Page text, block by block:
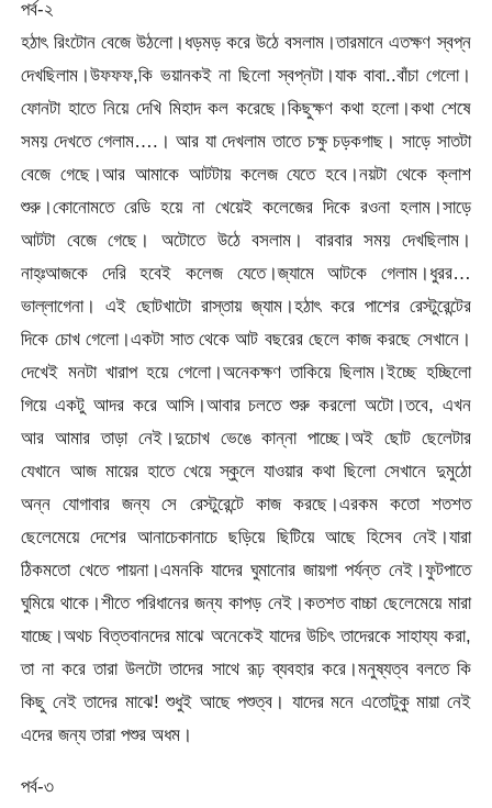
পর্ব-২
হঠাৎ রিংটোন বেজে উঠলো।ধড়মড় করে উঠে বসলাম।তারমানে এতক্ষণ স্বপ্ন
দেখছিলাম।উফফফ,কি ভয়ানকই না ছিলো স্বপ্নটা।যাক বাবা..বাঁচা গেলো।
ফোনটা হাতে নিয়ে দেখি মিহাদ কল করেছে।কিছুক্ষণ কথা হলো।কথা শেষে
সময় দেখতে গেলাম….। আর যা দেখলাম তাতে চক্ষু চড়কগাছ। সাড়ে সাতটা
বেজে গেছে।আর আমাকে আটটায় কলেজ যেতে হবে।নয়টা থেকে ক্লাশ
শুরু।কোনোমতে রেডি হয়ে না খেয়েই কলেজের দিকে রওনা হলাম।সাড়ে
আটটা বেজে গেছে। অটোতে উঠে বসলাম। বারবার সময় দেখছিলাম।
নাহ্ঃআজকে দেরি হবেই কলেজ যেতে।জ্যামে আটকে গেলাম।ধুরর…
ভাল্লাগেনা। এই ছোটখাটো রাস্তায় জ্যাম।হঠাৎ করে পাশের রেস্টুরেন্টের
দিকে চোখ গেলো।একটা সাত থেকে আট বছরের ছেলে কাজ করছে সেখানে।
দেখেই মনটা খারাপ হয়ে গেলো।অনেকক্ষণ তাকিয়ে ছিলাম।ইচ্ছে হচ্ছিলো
গিয়ে একটু আদর করে আসি।আবার চলতে শুরু করলো অটো।তবে, এখন
আর আমার তাড়া নেই।দুচোখ ভেঙে কান্না পাচ্ছে।অই ছোট ছেলেটার
যেখানে আজ মায়ের হাতে খেয়ে স্কুলে যাওয়ার কথা ছিলো সেখানে দুমুঠো
অন্ন যোগাবার জন্য সে রেস্টুরেন্টে কাজ করছে।এরকম কতো শতশত
ছেলেমেয়ে দেশের আনাচেকানাচে ছড়িয়ে ছিটিয়ে আছে হিসেব নেই।যারা
ঠিকমতো খেতে পায়না।এমনকি যাদের ঘুমানোর জায়গা পর্যন্ত নেই।ফুটপাতে
ঘুমিয়ে থাকে।শীতে পরিধানের জন্য কাপড় নেই।কতশত বাচ্চা ছেলেমেয়ে মারা
যাচ্ছে।অথচ বিত্তবানদের মাঝে অনেকেই যাদের উচিৎ তাদেরকে সাহায্য করা,
তা না করে তারা উলটো তাদের সাথে রূঢ় ব্যবহার করে।মনুষ্যত্ব বলতে কি
কিছু নেই তাদের মাঝে! শুধুই আছে পশুত্ব। যাদের মনে এতোটুকু মায়া নেই
এদের জন্য তারা পশুর অধম।
পর্ব-৩